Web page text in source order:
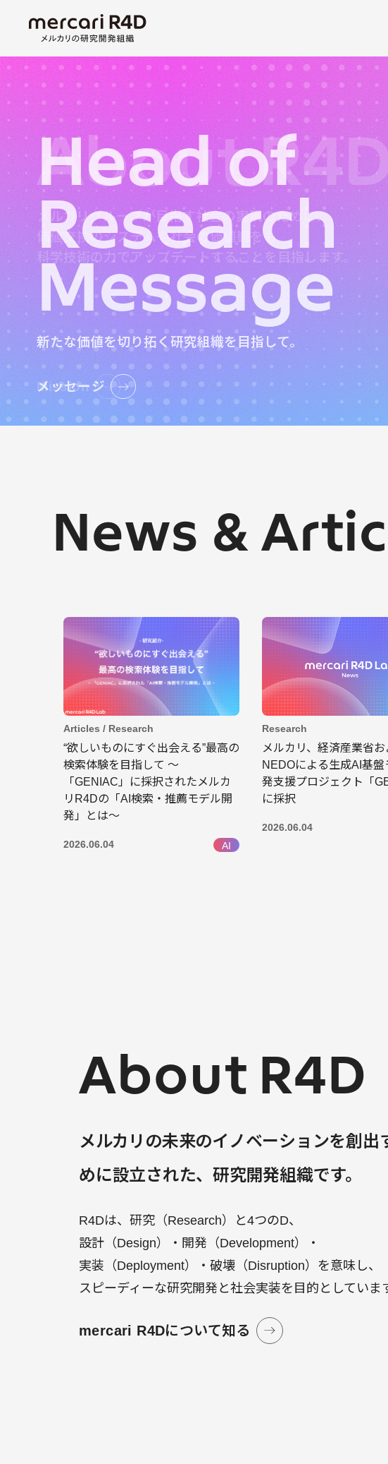
About
メルカリグループが目指す社会の実現のために、
価値交換のシステムや社会の価値観をも
科学技術の力でアップデートすることを目指します。
Mission
Head of
Research
Message
新たな価値を切り拓く研究組織を目指して。
メッセージ
Research
Areas
あらゆる価値が循環し、あらゆる人の
可能性が広がる社会の実現に向けて、
多様な研究領域からアプローチしています。
Research Areas
Co-
Program
あらゆる価値が循環する社会の実現のため、
分野を超えた産学官の協働で社会課題を
解決(Co-innovation)する研究開発ネットワーク「メルカ
Co-innovation Program
News &
Articles / Research
“欲しいものにすぐ出会える”最高の
検索体験を目指して 〜
「GENIAC」に採択されたメルカ
リR4Dの「AI検索・推薦モデル開
発」とは〜
2026.06.04 AI
Research
メルカリ、経済産業省お
NEDOによる生成AI基盤
発支援プロジェクト「
に採択
2026.06.04
About R4D
メルカリの未来のイノベーションを創出
めに設立された、研究開発組織です。
R4Dは、研究（Research）と4つのD、
設計（Design）・開発（Development）・
実装（Deployment）・破壊（Disruption）を意味し、
スピーディーな研究開発と社会実装を目的としていま
mercari R4Dについて知る